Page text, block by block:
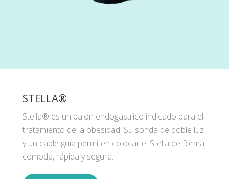
STELLA®
Stella® es un balón endogástrico indicado para el
tratamiento de la obesidad. Su sonda de doble luz
y un cable guía permiten colocar el Stella de forma
cómoda, rápida y segura.